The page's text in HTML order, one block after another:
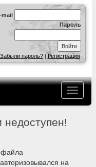
mail
Пароль
Забыли пароль?|Регистрация
на